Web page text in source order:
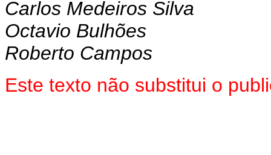
Carlos Medeiros Silva
Octavio Bulhões
Roberto Campos
Este texto não substitui o